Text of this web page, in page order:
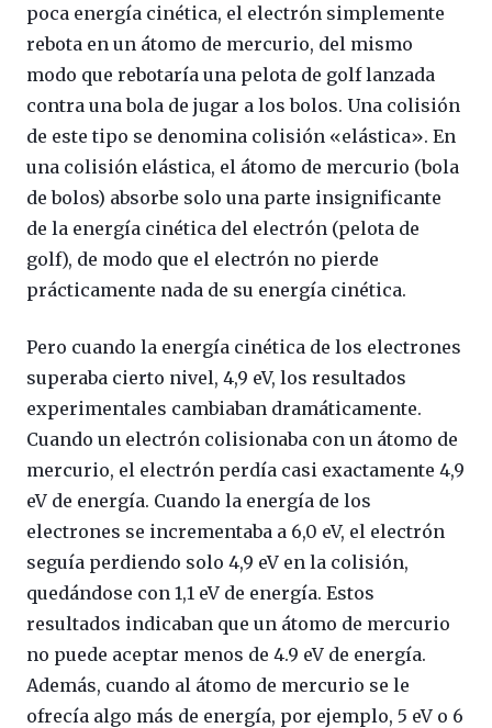
poca energía cinética, el electrón simplemente
rebota en un átomo de mercurio, del mismo
modo que rebotaría una pelota de golf lanzada
contra una bola de jugar a los bolos. Una colisión
de este tipo se denomina colisión «elástica». En
una colisión elástica, el átomo de mercurio (bola
de bolos) absorbe solo una parte insignificante
de la energía cinética del electrón (pelota de
golf), de modo que el electrón no pierde
prácticamente nada de su energía cinética.
Pero cuando la energía cinética de los electrones
superaba cierto nivel, 4,9 eV, los resultados
experimentales cambiaban dramáticamente.
Cuando un electrón colisionaba con un átomo de
mercurio, el electrón perdía casi exactamente 4,9
eV de energía. Cuando la energía de los
electrones se incrementaba a 6,0 eV, el electrón
seguía perdiendo solo 4,9 eV en la colisión,
quedándose con 1,1 eV de energía. Estos
resultados indicaban que un átomo de mercurio
no puede aceptar menos de 4.9 eV de energía.
Además, cuando al átomo de mercurio se le
ofrecía algo más de energía, por ejemplo, 5 eV o 6